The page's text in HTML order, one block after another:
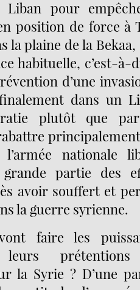
Liban pour
position de force à
la plaine de la
habituelle, c’est-à-
d’une
dans un
plutôt que
nationale
partie des
avoir souffert et
la guerre syrienne.
faire les
prétentions
la Syrie ? D’une